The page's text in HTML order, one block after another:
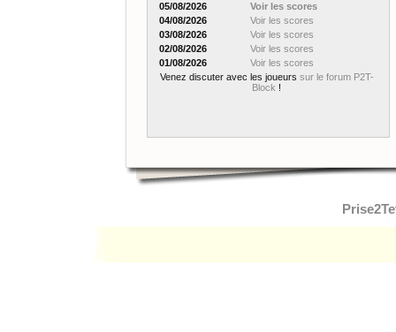
05/08/2026
Voir les scores
04/08/2026
Voir les scores
03/08/2026
Voir les scores
02/08/2026
Voir les scores
01/08/2026
Voir les scores
Venez discuter avec les joueurs sur le forum P2T-
Block !